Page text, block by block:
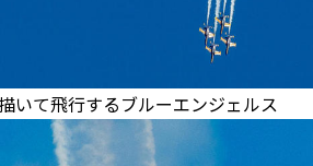
いて飛行するブルーエンジェルス